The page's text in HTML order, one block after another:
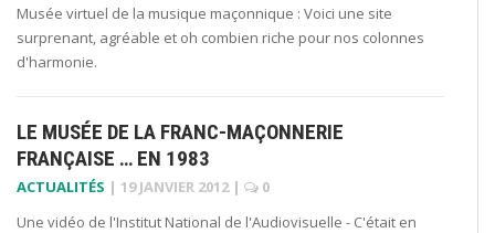
Musée virtuel de la musique maçonnique : Voici une site
surprenant, agréable et oh combien riche pour nos colonnes
d'harmonie.
LE MUSÉE DE LA FRANC-MAÇONNERIE
FRANÇAISE … EN 1983
ACTUALITÉS | 19 JANVIER 2012 |
0
Une vidéo de l'Institut National de l'Audiovisuelle - C'était en